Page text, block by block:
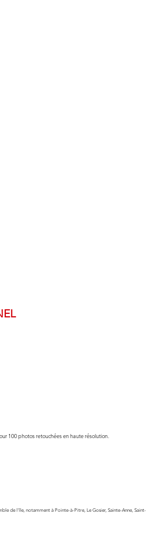
100 photos retouchées en haute résolution.
de l'île, notamment à Pointe-à-Pitre, Le Gosier, Sainte-Anne, Saint-